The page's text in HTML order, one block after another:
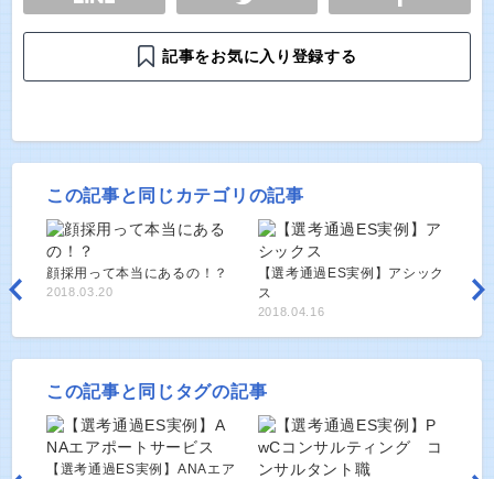
記事をお気に入り登録する
この記事と同じカテゴリの記事
顔採用って本当にあるの！？
2018.03.20
【選考通過ES実例】アシック
ス
2018.04.16
この記事と同じタグの記事
【選考通過ES実例】ANAエア